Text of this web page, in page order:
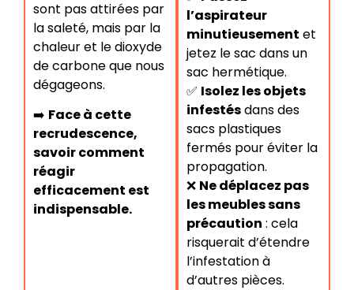
sont pas attirées par
la saleté, mais par la
chaleur et le dioxyde
de carbone que nous
dégageons.
➡️ Face à cette
recrudescence,
savoir comment
réagir
efficacement est
indispensable.
l’aspirateur
minutieusement et
jetez le sac dans un
sac hermétique.
✅ Isolez les objets
infestésdans des
sacs plastiques
fermés pour éviter la
propagation.
❌ Ne déplacez pas
les meubles sans
précaution : cela
risquerait d’étendre
l’infestation à
d’autres pièces.